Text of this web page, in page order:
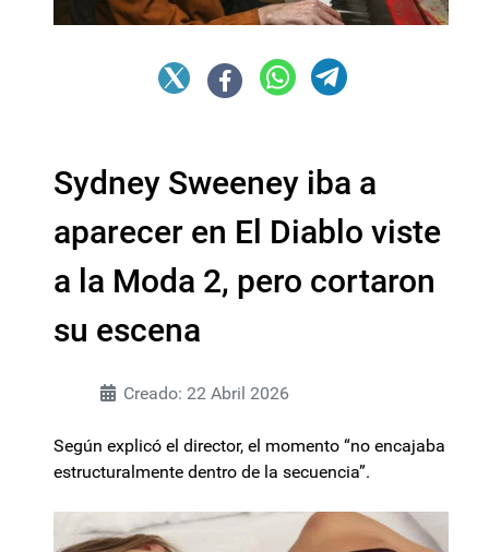
Sydney Sweeney iba a
aparecer en El Diablo viste
a la Moda 2, pero cortaron
su escena
Creado: 22 Abril 2026
Según explicó el director, el momento “no encajaba
estructuralmente dentro de la secuencia”.